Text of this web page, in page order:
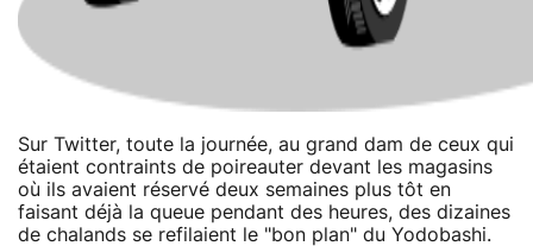
Sur Twitter, toute la journée, au grand dam de ceux qui
étaient contraints de poireauter devant les magasins
où ils avaient réservé deux semaines plus tôt en
faisant déjà la queue pendant des heures, des dizaines
de chalands se refilaient le "bon plan" du Yodobashi.